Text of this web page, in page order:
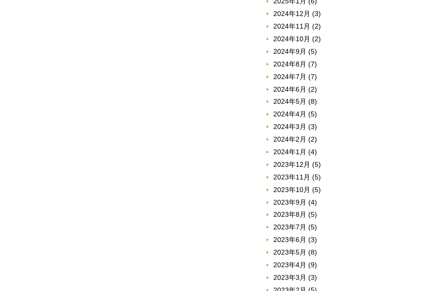
2024年12月 (3)
2024年11月 (2)
2024年10月 (2)
2024年9月 (5)
2024年8月 (7)
2024年7月 (7)
2024年6月 (2)
2024年5月 (8)
2024年4月 (5)
2024年3月 (3)
2024年2月 (2)
2024年1月 (4)
2023年12月 (5)
2023年11月 (5)
2023年10月 (5)
2023年9月 (4)
2023年8月 (5)
2023年7月 (5)
2023年6月 (3)
2023年5月 (8)
2023年4月 (9)
2023年3月 (3)